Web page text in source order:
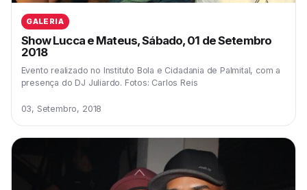
GALERIA
Show Lucca e Mateus, Sábado, 01 de Setembro
2018
Evento realizado no Instituto Bola e Cidadania de Palmital, com a
presença do DJ Juliardo. Fotos: Carlos Reis
03, Setembro, 2018